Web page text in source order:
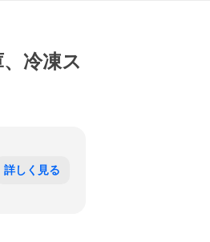
冷凍ス
詳しく見る